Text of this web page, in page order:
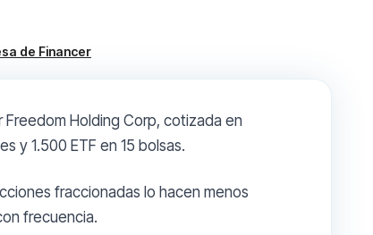
de Financer
Holding Corp, cotizada en
y 1.500 ETF en 15 bolsas.
fraccionadas lo hacen menos
frecuencia.